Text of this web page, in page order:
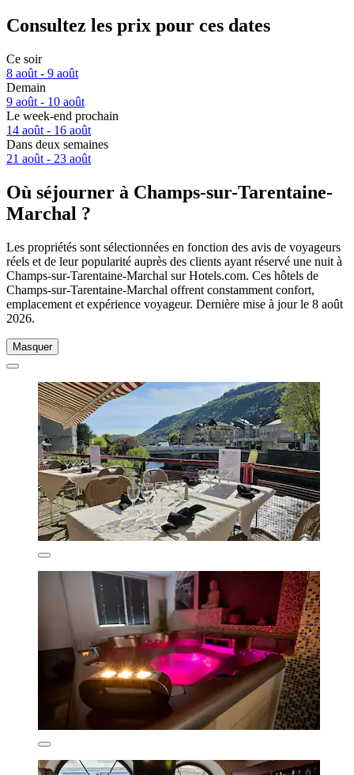
Consultez les prix pour ces dates
Ce soir
8 août - 9 août
Demain
9 août - 10 août
Le week-end prochain
14 août - 16 août
Dans deux semaines
21 août - 23 août
Où séjourner à Champs-sur-Tarentaine-
Marchal ?
Les propriétés sont sélectionnées en fonction des avis de voyageurs
réels et de leur popularité auprès des clients ayant réservé une nuit à
Champs-sur-Tarentaine-Marchal sur Hotels.com. Ces hôtels de
Champs-sur-Tarentaine-Marchal offrent constamment confort,
emplacement et expérience voyageur. Dernière mise à jour le 8 août
2026.
Masquer